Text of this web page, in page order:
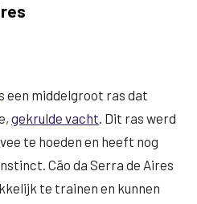
een middelgroot ras dat
gekrulde vacht. Dit ras werd
te hoeden en heeft nog
Cão da Serra de Aires
te trainen en kunnen